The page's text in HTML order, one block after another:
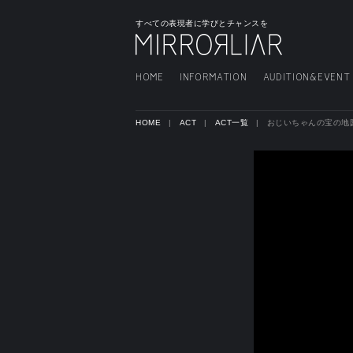
すべての表現者に学びとチャンスを
HOME INFORMATION AUDITION&EVENT
HOME ACT ACT一覧 おじいちゃんの宝の地